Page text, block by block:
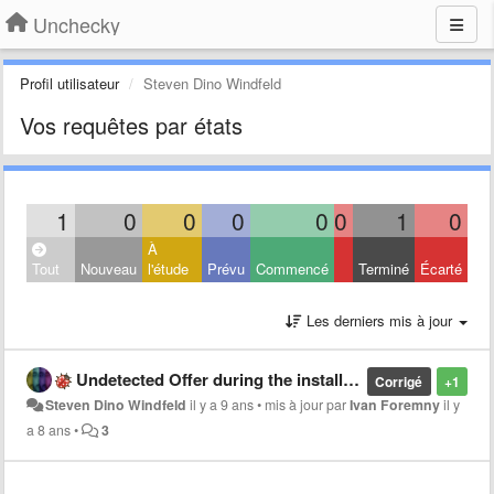
Unchecky
Profil utilisateur Steven Dino Windfeld
Vos requêtes par états
1 0 0 0 0 0 1 0
Tout Nouveau
À
l'étude
Prévu Commencé Terminé Écarté
Les derniers mis à jour
+1
Corrigé
Undetected Offer during the installation of "Messenger for Desktop"
Steven Dino Windfeld il y a 9 ans• mis à jour parIvan Foremnyil y
a 8 ans• 3